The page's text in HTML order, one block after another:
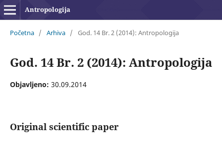
Antropologija
Početna / Arhiva / God. 14 Br. 2 (2014): Antropologija
God. 14 Br. 2 (2014): Antropologija
Objavljeno: 30.09.2014
Original scientific paper